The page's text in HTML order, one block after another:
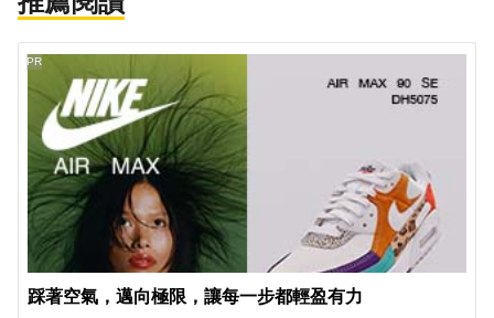
踩著空氣，邁向極限，讓每一步都輕盈有力
PR